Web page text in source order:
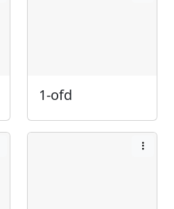
1-ofd